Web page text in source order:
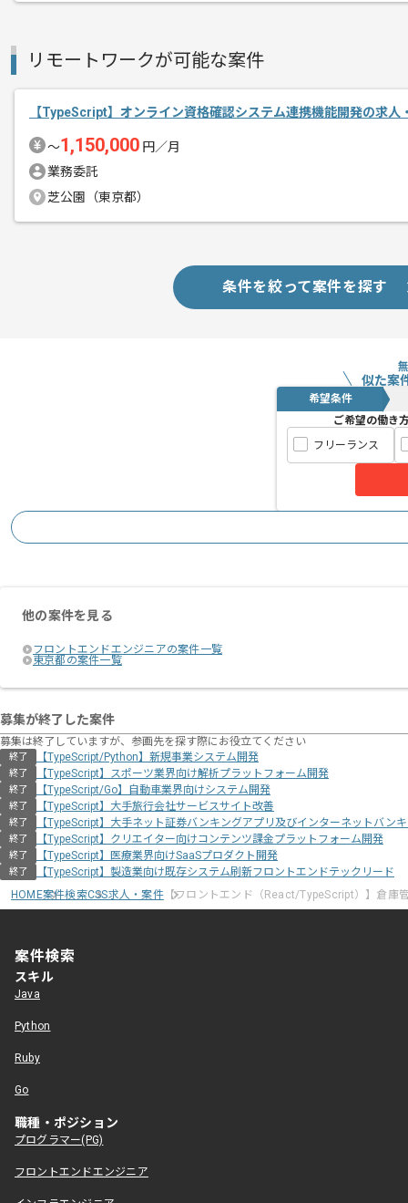
開発チーム内外のコミュニケーション
フルリモートでの作業を想定しておりま
リモートワークが可能な案件
【TypeScript】オンライン資格確認システム連携機能開発の求人
〜1,150,000 円／月
業務委託
芝公園（東京都）
条件を絞って案件を探す
似た案
希望条件
ご希望の働き
フリーランス
他の案件を見る
フロントエンドエンジニアの案件一覧
東京都の案件一覧
募集が終了した案件
募集は終了していますが、参画先を探す際にお役立てください
終了 【TypeScript/Python】新規事業システム開発
終了 【TypeScript】スポーツ業界向け解析プラットフォーム開発
終了 【TypeScript/Go】自動車業界向けシステム開発
終了 【TypeScript】大手旅行会社サービスサイト改善
終了 【TypeScript】大手ネット証券バンキングアプリ及びインターネットバン
終了 【TypeScript】クリエイター向けコンテンツ課金プラットフォーム開発
終了 【TypeScript】医療業界向けSaaSプロダクト開発
終了
【TypeScript】製造業向け既存システム刷新フロントエンドテックリード
HOME案件検索CSS求人・案件【フロントエンド（React/TypeScript）】倉庫
案件検索
スキル
Java
Python
Ruby
Go
職種・ポジション
プログラマー(PG)
フロントエンドエンジニア